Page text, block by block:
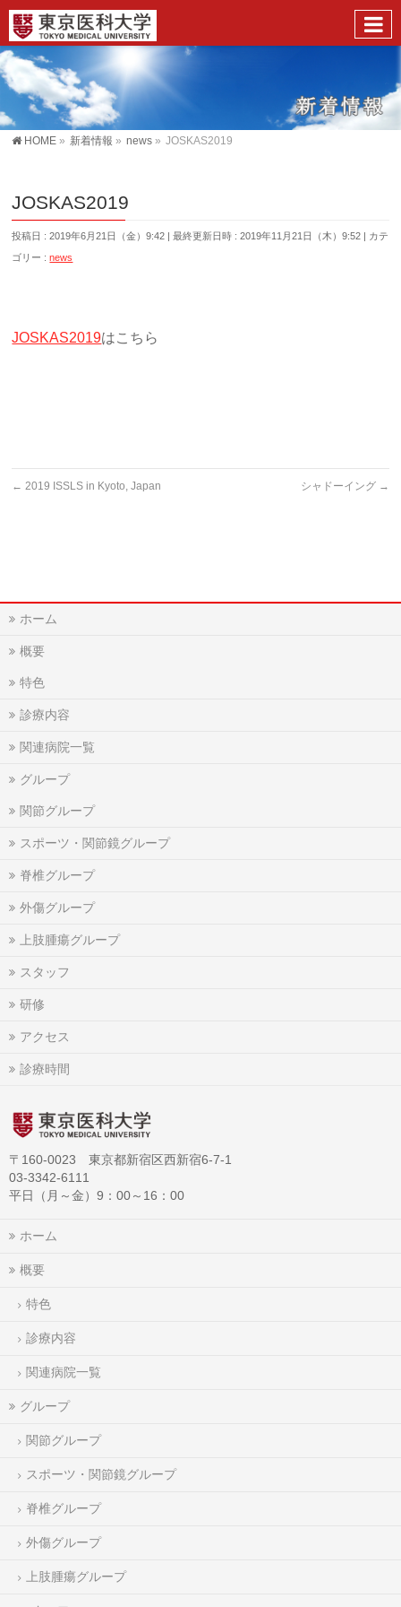
HOME » 新着情報 » news » JOSKAS2019
JOSKAS2019
投稿日 : 2019年6月21日（金）9:42 最終更新日時 : 2019年11月21日（木）9:52
カテ
ゴリー :news
JOSKAS2019はこちら
← 2019 ISSLS in Kyoto, Japan シャドーイング →
ホーム
概要
特色
診療内容
関連病院一覧
グループ
関節グループ
スポーツ・関節鏡グループ
脊椎グループ
外傷グループ
上肢腫瘍グループ
スタッフ
研修
アクセス
診療時間
〒160-0023 東京都新宿区西新宿6-7-1
03-3342-6111
平日（月～金）9：00～16：00
ホーム
概要
特色
診療内容
関連病院一覧
グループ
関節グループ
スポーツ・関節鏡グループ
脊椎グループ
外傷グループ
上肢腫瘍グループ